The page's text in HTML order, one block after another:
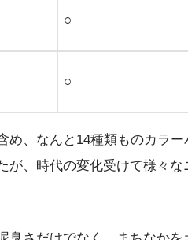
○
○
、なんと14種類ものカラー
が、時代の変化受けて様々な